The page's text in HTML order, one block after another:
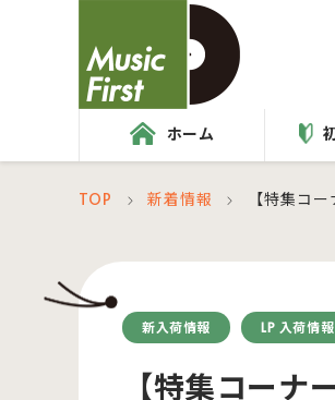
ホーム
TOP ＞ 新着情報 ＞ 【特集コ
新入荷情報 LP 入荷情報
【特集コーナ